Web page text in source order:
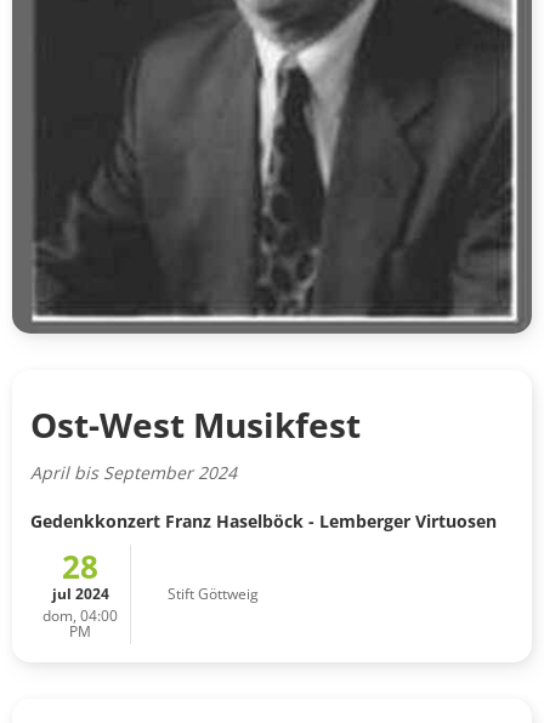
Ost-West Musikfest
April bis September 2024
Gedenkkonzert Franz Haselböck - Lemberger Virtuosen
28
jul 2024
dom, 04:00
PM
Stift Göttweig